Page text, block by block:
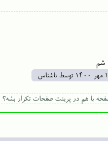
توسط ناشناس
با هم در پرینت صفحات تکرار بشه؟